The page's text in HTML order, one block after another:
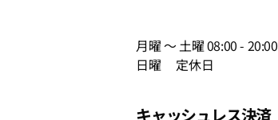
月曜 〜 土曜 08:00 - 20:00
日曜 定休日
キャッシュレス決済